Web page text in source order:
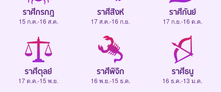
ราศีกรกฎ
15 ก.ค.-16 ส.ค.
ราศีสิงห์
17 ส.ค.-16 ก.ย.
ราศีกันย์
17 ก.ย.-16 ต.ค.
ราศีตุลย์
17 ต.ค.-15 พ.ย.
ราศีพิจิก
16 พ.ย.-15 ธ.ค.
ราศีธนู
16 ธ.ค.-13 ม.ค.